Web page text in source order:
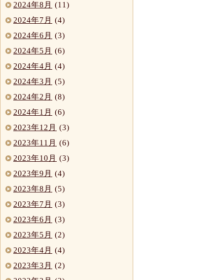
2024年8月 (11)
2024年7月 (4)
2024年6月 (3)
2024年5月 (6)
2024年4月 (4)
2024年3月 (5)
2024年2月 (8)
2024年1月 (6)
2023年12月 (3)
2023年11月 (6)
2023年10月 (3)
2023年9月 (4)
2023年8月 (5)
2023年7月 (3)
2023年6月 (3)
2023年5月 (2)
2023年4月 (4)
2023年3月 (2)